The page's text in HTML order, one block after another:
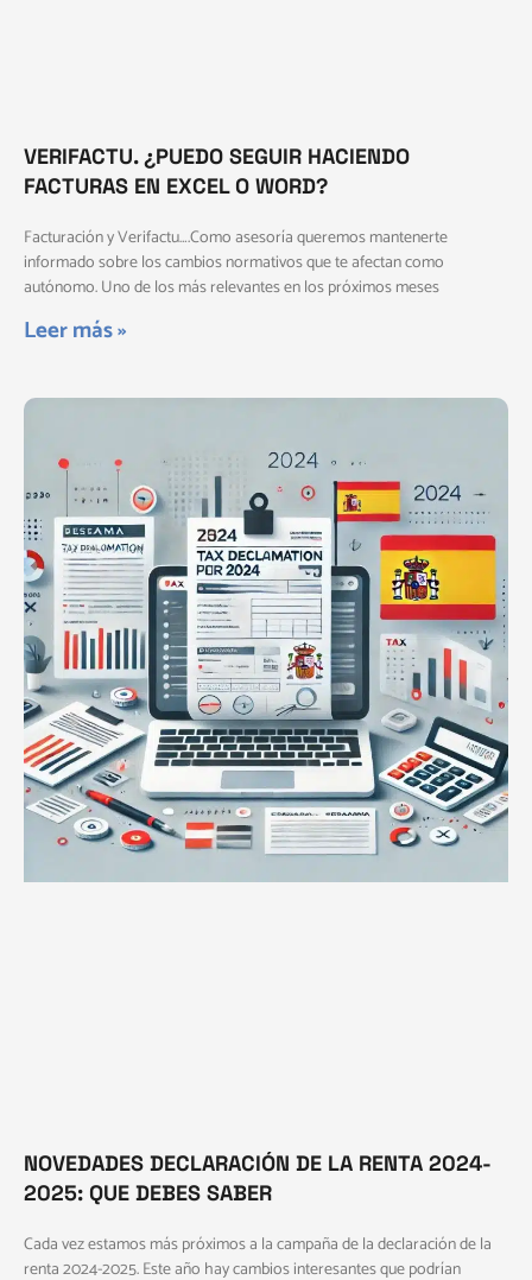
VERIFACTU. ¿PUEDO SEGUIR HACIENDO
FACTURAS EN EXCEL O WORD?
Facturación y Verifactu….Como asesoría queremos mantenerte
informado sobre los cambios normativos que te afectan como
autónomo. Uno de los más relevantes en los próximos meses
Leer más »
NOVEDADES DECLARACIÓN DE LA RENTA 2024-
2025: QUE DEBES SABER
Cada vez estamos más próximos a la campaña de la declaración de la
renta 2024-2025. Este año hay cambios interesantes que podrían